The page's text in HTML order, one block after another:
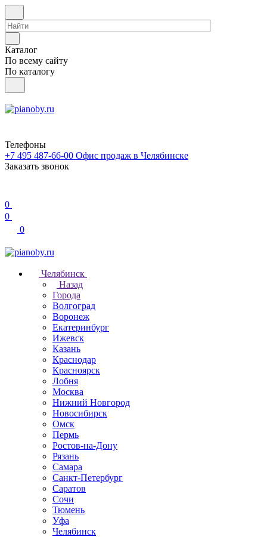
Каталог
По всему сайту
По каталогу
Телефоны
+7 495 487-66-00 Офис продаж в Челябинске
Заказать звонок
0
0
0
Челябинск
Назад
Города
Волгоград
Воронеж
Екатеринбург
Ижевск
Казань
Краснодар
Красноярск
Лобня
Москва
Нижний Новгород
Новосибирск
Омск
Пермь
Ростов-на-Дону
Рязань
Самара
Санкт-Петербург
Саратов
Сочи
Тюмень
Уфа
Челябинск